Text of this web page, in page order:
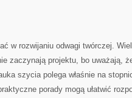
w rozwijaniu odwagi twórczej.
zaczynają projektu, bo uważają,
szycia polega właśnie na
porady mogą ułatwić